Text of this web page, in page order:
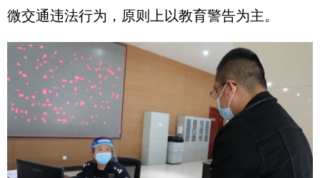
微交通违法行为，原则上以教育警告为主。